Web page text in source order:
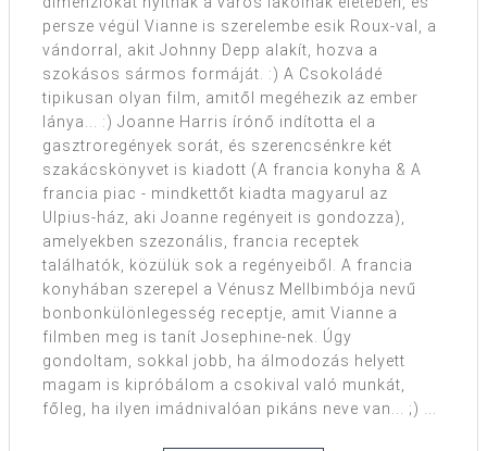
persze végül Vianne is szerelembe esik Roux-val, a
vándorral, akit Johnny Depp alakít, hozva a
szokásos sármos formáját. :) A Csokoládé
tipikusan olyan film, amitől megéhezik az ember
lánya... :) Joanne Harris írónő indította el a
gasztroregények sorát, és szerencsénkre két
szakácskönyvet is kiadott (A francia konyha & A
francia piac - mindkettőt kiadta magyarul az
Ulpius-ház, aki Joanne regényeit is gondozza),
amelyekben szezonális, francia receptek
találhatók, közülük sok a regényeiből. A francia
konyhában szerepel a Vénusz Mellbimbója nevű
bonbonkülönlegesség receptje, amit Vianne a
filmben meg is tanít Josephine-nek. Úgy
gondoltam, sokkal jobb, ha álmodozás helyett
magam is kipróbálom a csokival való munkát,
főleg, ha ilyen imádnivalóan pikáns neve van... ;) ...